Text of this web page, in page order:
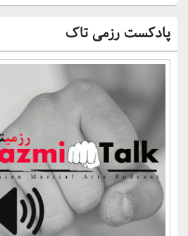
پادکست رزمی تاک